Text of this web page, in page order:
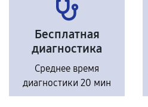
Бесплатная
диагностика
Среднее время
диагностики 20 мин